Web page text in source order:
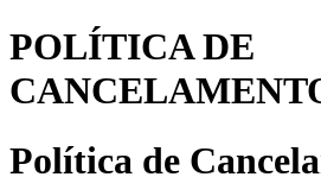
POLÍTICA DE
Política de